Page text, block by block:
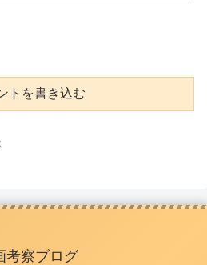
トを書き込む
考察ブログ